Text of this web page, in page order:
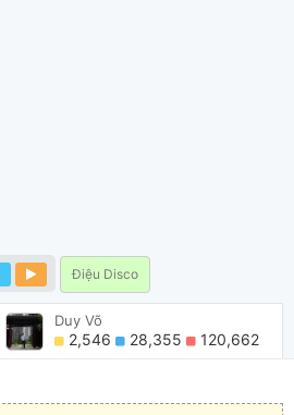
Điệu Disco
Duy Võ
2,546 28,355 120,662